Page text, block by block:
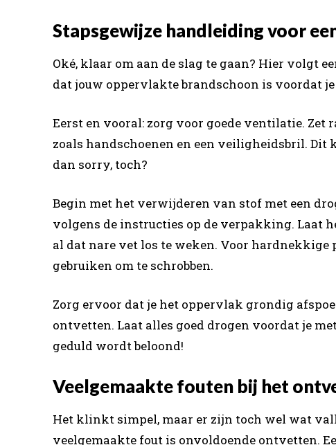
Stapsgewijze handleiding voor
Oké, klaar om aan de slag te gaan? Hier volgt
dat jouw oppervlakte brandschoon is voordat
Eerst en vooral: zorg voor goede ventilatie. Zet
zoals handschoenen en een veiligheidsbril.
dan sorry, toch?
Begin met het verwijderen van stof met een
volgens de instructies op de verpakking. Laat
al dat nare vet los te weken. Voor hardnekkige
gebruiken om te schrobben.
Zorg ervoor dat je het oppervlak grondig
ontvetten. Laat alles goed drogen voordat je
geduld wordt beloond!
Veelgemaakte fouten bij het
Het klinkt simpel, maar er zijn toch wel wat
veelgemaakte fout is onvoldoende ontvetten.